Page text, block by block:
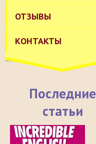
ОТЗЫВЫ
КОНТАКТЫ
Последние
статьи